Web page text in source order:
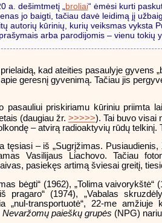
a. dešimtmetį „ broliai“ ėmėsi kurti
jo baigti, tačiau davė leidimą jį
autorių kūrinių, kurių veiksmas vyksta
arba parodijomis – vienu tokių
kad ateities pasaulyje gyvens
geresnį gyvenimą. Tačiau jis
pasauliui priskiriamu kūriniu priimta
(daugiau žr. >>>>>). Tai buvo visai
– atvirą radioaktyvių rūdų
tęsiasi – iš „Sugrįžimas.
Vasilijaus Liachovo. Tačiau
pasiekęs artimą šviesai greitį,
bėgti“ (1962), „Tolima
pragaro“ (1974), „Vabalas
„nul-transportuotė“, 22-me
Nevaržomų paieškų grupės (NPG)